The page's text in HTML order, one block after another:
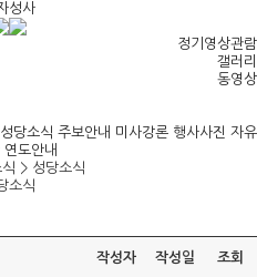
성사
정기영상관람
갤러리
동영상
성당소식 주보안내 미사강론 행사사진 자유
연도안내
> 성당소식
소식
작성자 작성일 조회